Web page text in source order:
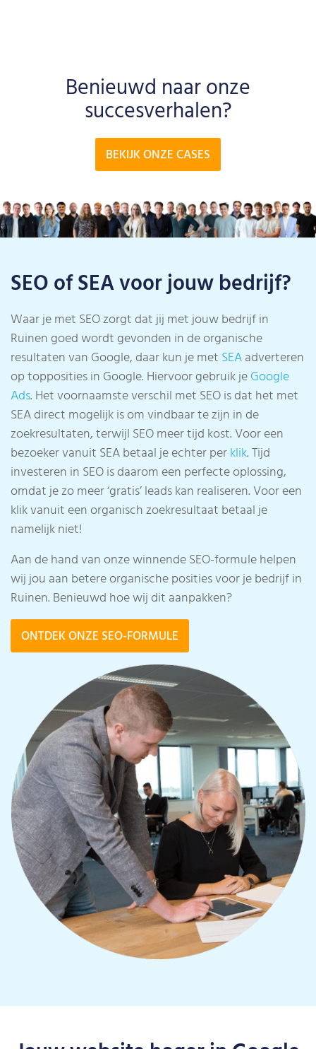
Benieuwd naar onze
succesverhalen?
BEKIJK ONZE CASES
SEO of SEA voor jouw bedrijf?
Waar je met SEO zorgt dat jij met jouw bedrijf in
Ruinen goed wordt gevonden in de organische
resultaten van Google, daar kun je met SEAadverteren
op topposities in Google. Hiervoor gebruik jeGoogle
Ads. Het voornaamste verschil met SEO is dat het met
SEA direct mogelijk is om vindbaar te zijn in de
zoekresultaten, terwijl SEO meer tijd kost. Voor een
bezoeker vanuit SEA betaal je echter perklik. Tijd
investeren in SEO is daarom een perfecte oplossing,
omdat je zo meer ‘gratis’ leads kan realiseren. Voor een
klik vanuit een organisch zoekresultaat betaal je
namelijk niet!
Aan de hand van onze winnende SEO-formule helpen
wij jou aan betere organische posities voor je bedrijf in
Ruinen. Benieuwd hoe wij dit aanpakken?
ONTDEK ONZE SEO-FORMULE